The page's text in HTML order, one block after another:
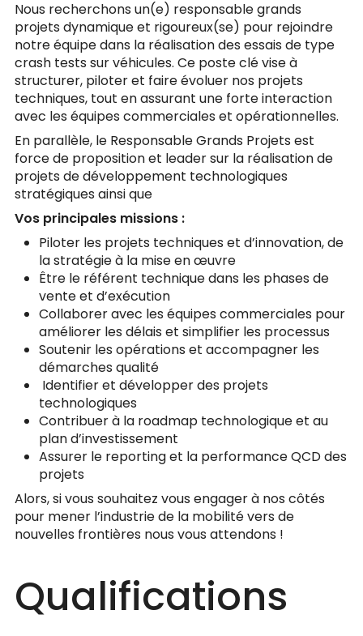
Nous recherchons un(e) responsable grands
projets dynamique et rigoureux(se) pour rejoindre
notre équipe dans la réalisation des essais de type
crash tests sur véhicules. Ce poste clé vise à
structurer, piloter et faire évoluer nos projets
techniques, tout en assurant une forte interaction
avec les équipes commerciales et opérationnelles.
En parallèle, le Responsable Grands Projets est
force de proposition et leader sur la réalisation de
projets de développement technologiques
stratégiques ainsi que
Vos principales missions :
Piloter les projets techniques et d’innovation, de
la stratégie à la mise en œuvre
Être le référent technique dans les phases de
vente et d’exécution
Collaborer avec les équipes commerciales pour
améliorer les délais et simplifier les processus
Soutenir les opérations et accompagner les
démarches qualité
Identifier et développer des projets
technologiques
Contribuer à la roadmap technologique et au
plan d’investissement
Assurer le reporting et la performance QCD des
projets
Alors, si vous souhaitez vous engager à nos côtés
pour mener l’industrie de la mobilité vers de
nouvelles frontières nous vous attendons !
Qualifications